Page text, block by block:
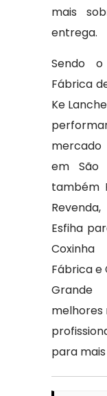
mais
entrega.
Sendo
Fábrica
Ke
mercado
em São
também
Esfiha
Fábrica e
melhores
para